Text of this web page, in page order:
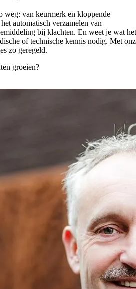
weg: van keurmerk en kloppende
automatisch verzamelen van
bij klachten. En weet je wat het
of technische kennis nodig. Met
zo geregeld.
groeien?